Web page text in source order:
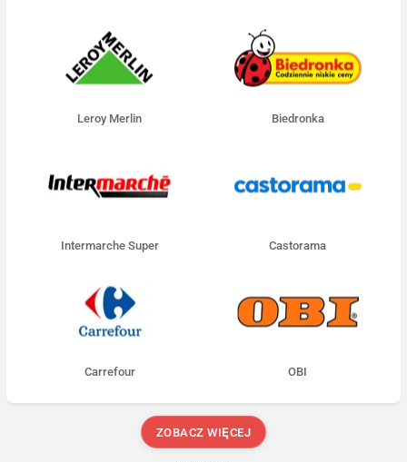
Leroy Merlin Biedronka
Intermarche Super Castorama
Carrefour OBI
ZOBACZ WIĘCEJ